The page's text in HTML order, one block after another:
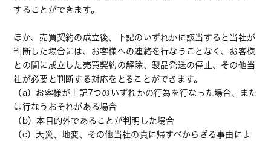
することができます。
ほか、売買契約の成立後、下記のいずれかに該当すると当社が
判断した場合には、お客様への連絡を行なうことなく、お客様
との間に成立した売買契約の解除、製品発送の停止、その他当
社が必要と判断する対応をとることができます。
（a）お客様が上記7つのいずれかの行為を行なった場合、また
は行なうおそれがある場合
（b）本目的外であることが判明した場合
（c）天災、地変、その他当社の責に帰すべからざる事由によ